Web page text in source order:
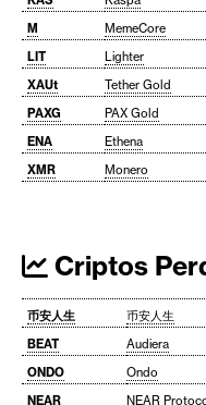
M
MemeCore
LIT
Lighter
XAUt
Tether Gold
PAXG
PAX Gold
ENA
Ethena
XMR
Monero
Criptos
币安人生 币安人生
BEAT
Audiera
ONDO
Ondo
NEAR
NEAR